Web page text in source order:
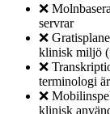
❌
servrar
❌
klinisk miljö
❌
terminologi
❌
klinisk